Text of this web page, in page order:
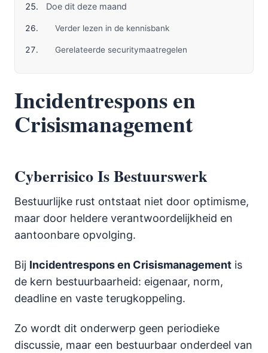
Doe dit deze maand
Verder lezen in de kennisbank
Gerelateerde securitymaatregelen
Incidentrespons en
Crisismanagement
Cyberrisico Is Bestuurswerk
Bestuurlijke rust ontstaat niet door optimisme,
maar door heldere verantwoordelijkheid en
aantoonbare opvolging.
Bij Incidentrespons en Crisismanagement is
de kern bestuurbaarheid: eigenaar, norm,
deadline en vaste terugkoppeling.
Zo wordt dit onderwerp geen periodieke
discussie, maar een bestuurbaar onderdeel van